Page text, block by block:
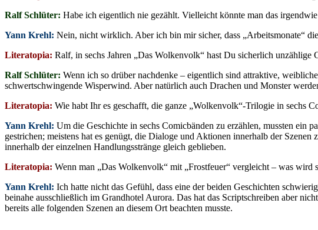
Ralf Schlüter: Habe ich eigentlich nie gezählt. Vielleicht könnte man das
Yann Krehl: Nein, nicht wirklich. Aber ich bin mir sicher, dass „Arbeitsmonate“
Literatopia: Ralf, in sechs Jahren „Das Wolkenvolk“ hast Du sicherlich
Ralf Schlüter: Wenn ich so drüber nachdenke – eigentlich sind attraktive,
schwertschwingende Wisperwind. Aber natürlich auch Drachen und Monster
Literatopia: Wie habt Ihr es geschafft, die ganze „Wolkenvolk“-Trilogie in sechs
Yann Krehl: Um die Geschichte in sechs Comicbänden zu erzählen, mussten ein
gestrichen; meistens hat es genügt, die Dialoge und Aktionen innerhalb der
innerhalb der einzelnen Handlungsstränge gleich geblieben.
Literatopia: Wenn man „Das Wolkenvolk“ mit „Frostfeuer“ vergleicht – was wird
Yann Krehl: Ich hatte nicht das Gefühl, dass eine der beiden Geschichten
beinahe ausschließlich im Grandhotel Aurora. Das hat das Scriptschreiben aber
bereits alle folgenden Szenen an diesem Ort beachten musste.